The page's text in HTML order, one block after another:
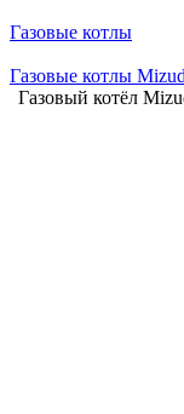
Газовые котлы
Газовые котлы
Газовый котёл